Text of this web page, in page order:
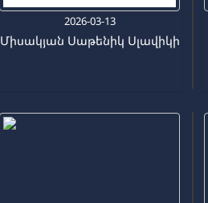
2026-03-13
Միսակյան Սաթենիկ Սլավիկի